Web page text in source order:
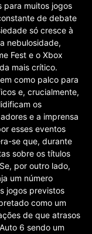
para muitos jogos
de debate
só cresce à
nebulosidade,
Fest e o Xbox
mais crítico.
como palco para
e, crucialmente,
os
e a imprensa
esses eventos
se que, durante
sobre os títulos
por outro lado,
um número
jogos previstos
como um
de que atrasos
6 sendo um